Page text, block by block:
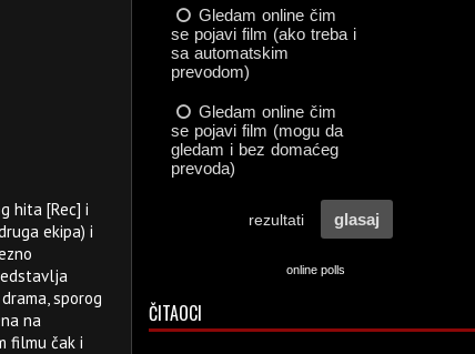
hita [Rec] i
ekipa) i
sporog
na
filmu čak i
online polls
ČITAOCI